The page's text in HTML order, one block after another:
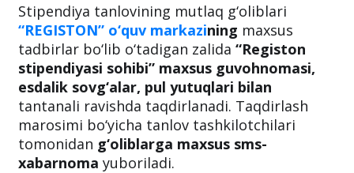
Stipendiya tanlovining mutlaq g‘oliblari
“REGISTON” o‘quv markazining maxsus
tadbirlar bo‘lib o‘tadigan zalida “Registon
stipendiyasi sohibi” maxsus guvohnomasi,
esdalik sovg‘alar, pul yutuqlari bilan
tantanali ravishda taqdirlanadi. Taqdirlash
marosimi bo‘yicha tanlov tashkilotchilari
tomonidan g‘oliblarga maxsus sms-
xabarnoma yuboriladi.